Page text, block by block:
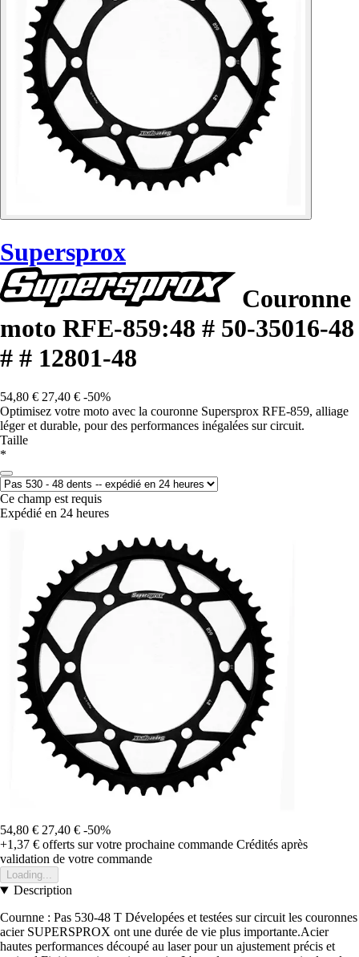
Supersprox
Couronne
moto RFE-859:48 # 50-35016-48
# # 12801-48
54,80 € 27,40 € -50%
Optimisez votre moto avec la couronne Supersprox RFE-859, alliage
léger et durable, pour des performances inégalées sur circuit.
Taille
*
Ce champ est requis
Expédié en 24 heures
54,80 € 27,40 € -50%
+1,37 € offerts sur votre prochaine commande Crédités après
validation de votre commande
Loading...
Description
Cournne : Pas 530-48 T Dévelopées et testées sur circuit les couronnes
acier SUPERSPROX ont une durée de vie plus importante.Acier
hautes performances découpé au laser pour un ajustement précis et